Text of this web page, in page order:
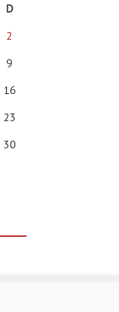
D
2
9
16
23
30